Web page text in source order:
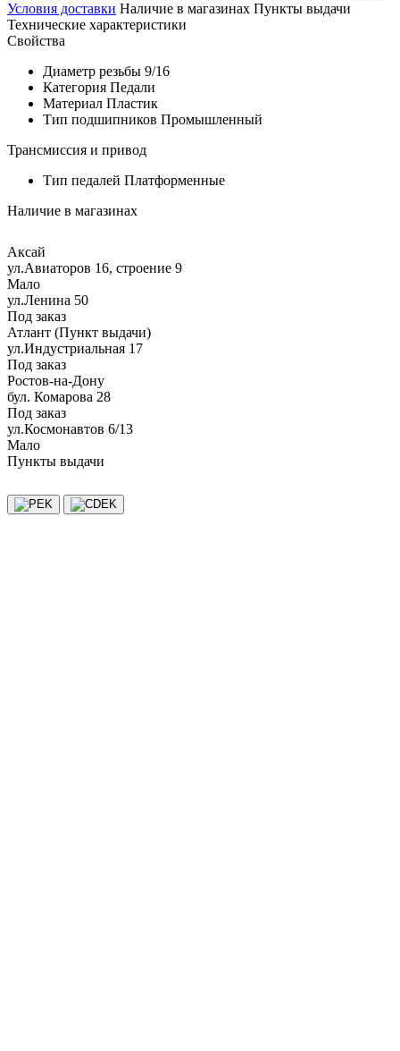
Условия доставки Наличие в магазинах Пункты выдачи
Технические характеристики
Свойства
Диаметр резьбы 9/16
Категория Педали
Материал Пластик
Тип подшипников Промышленный
Трансмиссия и привод
Тип педалей Платформенные
Наличие в магазинах
Аксай
ул.Авиаторов 16, строение 9
Мало
ул.Ленина 50
Под заказ
Атлант (Пункт выдачи)
ул.Индустриальная 17
Под заказ
Ростов-на-Дону
бул. Комарова 28
Под заказ
ул.Космонавтов 6/13
Мало
Пункты выдачи